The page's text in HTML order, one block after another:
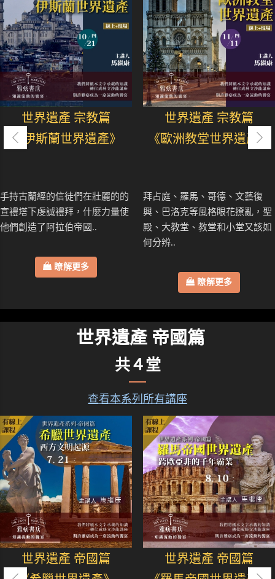
世界遺產 宗教篇
《伊斯蘭世界遺產》
手持古蘭經的信徒們在壯麗的的
宣禮塔下虔誠禮拜，什麼力量使
他們創造了阿拉伯帝國..
瞭解更多
世界遺產 宗教篇
《歐洲教堂世界遺產》
拜占庭、羅馬、哥德、文藝復
興、巴洛克等風格眼花撩亂，聖
殿、大教堂、教堂和小堂又該如
何分辨..
瞭解更多
世界遺產 帝國篇
共４堂
查看本系列所有講座
世界遺產 帝國篇
世界遺產 帝國篇